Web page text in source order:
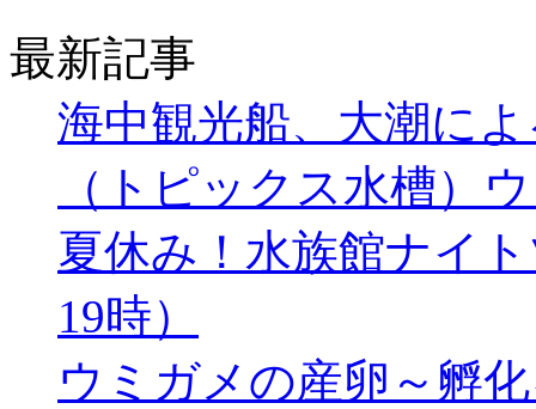
最新記事
海中観光船、大潮に
（トピックス水槽）
夏休み！水族館ナイ
19時）
ウミガメの産卵～孵